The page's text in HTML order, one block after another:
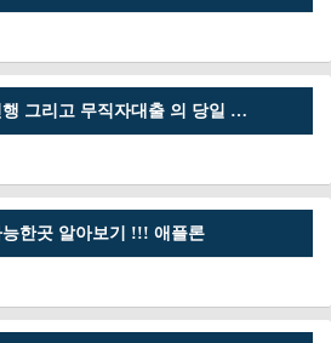
그리고 무직자대출 의 당일 …
한곳 알아보기 !!! 애플론